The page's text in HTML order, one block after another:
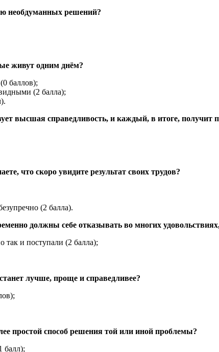
необдуманных решений?
живут одним днём?
баллов);
(2 балла);
высшая справедливость, и каждый, в итоге, получит
что скоро увидите результат своих трудов?
(2 балла).
должны себе отказывать во многих
и поступали (2 балла);
лучше, проще и справедливее?
простой способ решения той или иной проблемы?
балл);